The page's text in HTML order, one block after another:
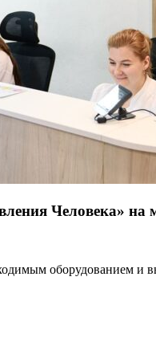
Человека»
оборудованием и